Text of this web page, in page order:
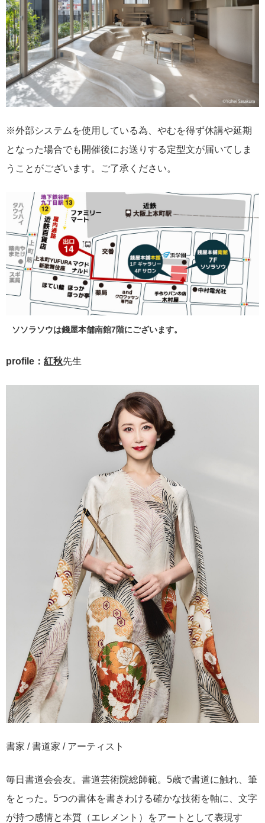
※外部システムを使用している為、やむを得ず休講や延期
となった場合でも開催後にお送りする定型文が届いてしま
うことがございます。ご了承ください。
ソソラソウは錢屋本舗南館7階にございます。
profile： 紅秋先生
書家 / 書道家 / アーティスト
毎日書道会会友。書道芸術院総師範。5歳で書道に触れ、筆
をとった。5つの書体を書きわける確かな技術を軸に、文字
が持つ感情と本質（エレメント）をアートとして表現す